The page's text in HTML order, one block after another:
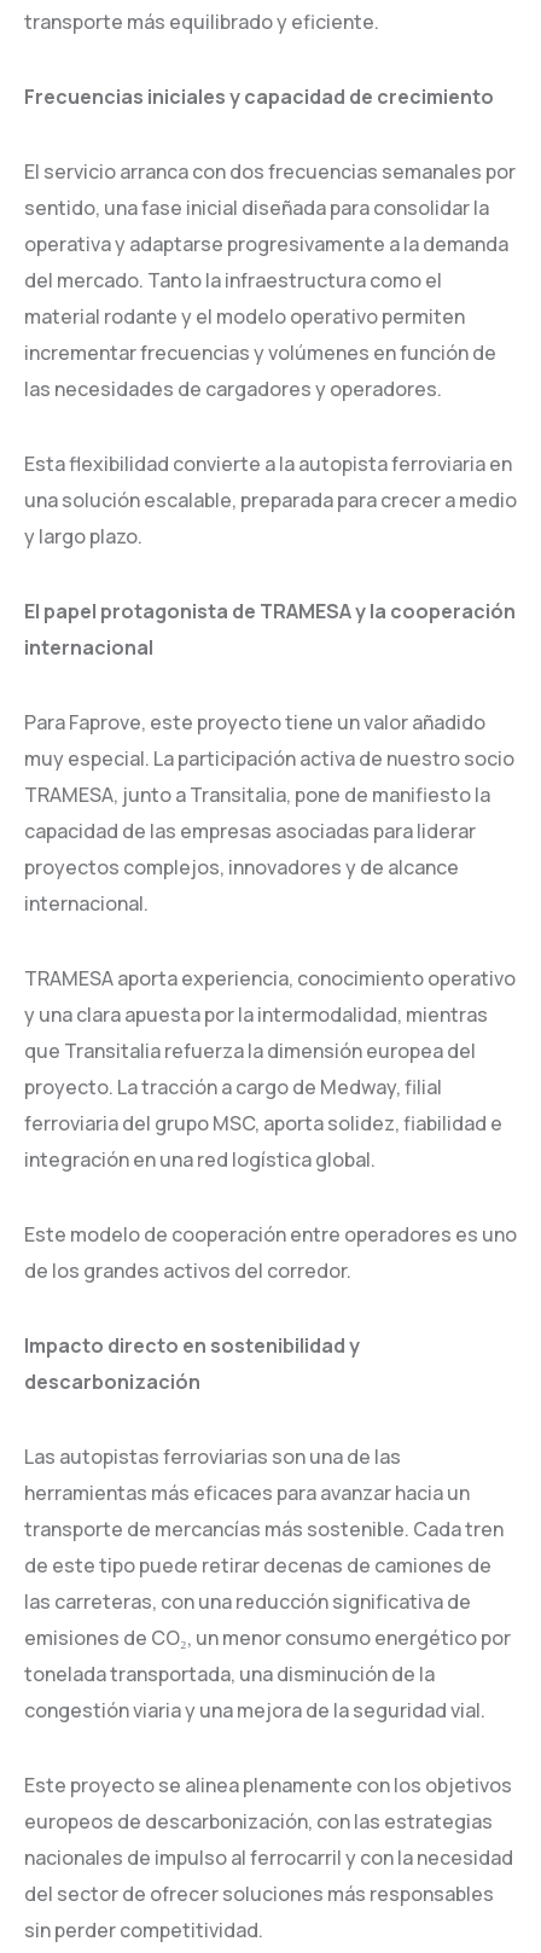
transporte más equilibrado y eficiente.
Frecuencias iniciales y capacidad de crecimiento
El servicio arranca con dos frecuencias semanales por
sentido, una fase inicial diseñada para consolidar la
operativa y adaptarse progresivamente a la demanda
del mercado. Tanto la infraestructura como el
material rodante y el modelo operativo permiten
incrementar frecuencias y volúmenes en función de
las necesidades de cargadores y operadores.
Esta flexibilidad convierte a la autopista ferroviaria en
una solución escalable, preparada para crecer a medio
y largo plazo.
El papel protagonista de TRAMESA y la cooperación
internacional
Para Faprove, este proyecto tiene un valor añadido
muy especial. La participación activa de nuestro socio
TRAMESA, junto a Transitalia, pone de manifiesto la
capacidad de las empresas asociadas para liderar
proyectos complejos, innovadores y de alcance
internacional.
TRAMESA aporta experiencia, conocimiento operativo
y una clara apuesta por la intermodalidad, mientras
que Transitalia refuerza la dimensión europea del
proyecto. La tracción a cargo de Medway, filial
ferroviaria del grupo MSC, aporta solidez, fiabilidad e
integración en una red logística global.
Este modelo de cooperación entre operadores es uno
de los grandes activos del corredor.
Impacto directo en sostenibilidad y
descarbonización
Las autopistas ferroviarias son una de las
herramientas más eficaces para avanzar hacia un
transporte de mercancías más sostenible. Cada tren
de este tipo puede retirar decenas de camiones de
las carreteras, con una reducción significativa de
emisiones de CO₂, un menor consumo energético por
tonelada transportada, una disminución de la
congestión viaria y una mejora de la seguridad vial.
Este proyecto se alinea plenamente con los objetivos
europeos de descarbonización, con las estrategias
nacionales de impulso al ferrocarril y con la necesidad
del sector de ofrecer soluciones más responsables
sin perder competitividad.